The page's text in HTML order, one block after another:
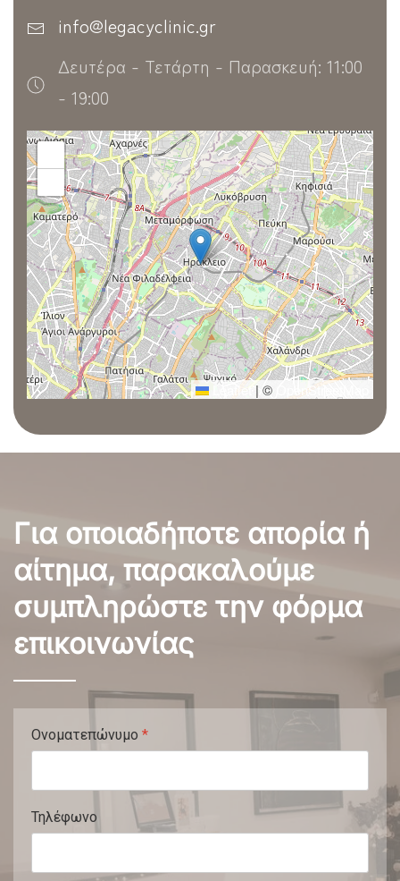
info@legacyclinic.gr
Δευτέρα - Τετάρτη - Παρασκευή: 11:00
- 19:00
Leaflet | © OpenStreetMap
Για οποιαδήποτε απορία ή
αίτημα, παρακαλούμε
συμπληρώστε την φόρμα
επικοινωνίας
Ονοματεπώνυμο *
Τηλέφωνο